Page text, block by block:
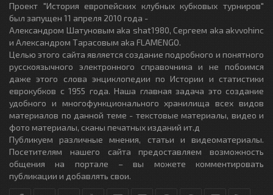
Проект "История европейских клубных кубковых турниров"
был запущен 11 апреля 2010 года -
Александром Шатуновым aka shat1980, Сергеем aka akvvohinc
и Александром Тарасовым aka FLAMENGO.
Целью этого сайта является создание подробного и понятного
русскоязычного электронного справочника и не побоимся
даже этого слова энциклопедии по Истории и статистики
еврокубков с 1955 года. Наша главная задача это создание
удобного и многофункционального хранилища всех видов
материалов по данной теме - текстовые материалы, видео и
фото материалы, сканы печатных изданий ит.д
Публикуем различные мнения, статьи и видеоматериалы.
Посетителям нашего сайта предоставляем возможность
общения на портале – вы можете комментировать
публикации и добавлять свои.